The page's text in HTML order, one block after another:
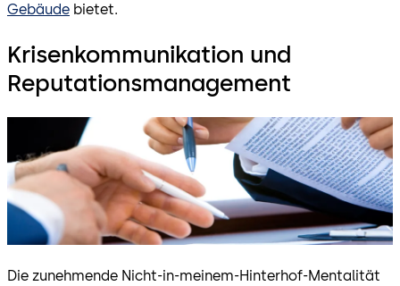
Gebäude bietet.
Krisenkommunikation und
Reputationsmanagement
Die zunehmende Nicht-in-meinem-Hinterhof-Mentalität